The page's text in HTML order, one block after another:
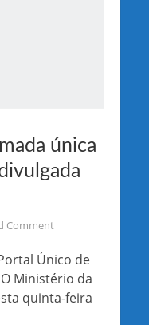
única
Comment
Único de
Ministério da
quinta-feira